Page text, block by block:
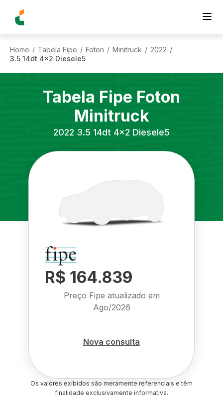
Home / Tabela Fipe / Foton / Minitruck / 2022 /
3.5 14dt 4x2 Diesele5
Tabela Fipe Foton
Minitruck
2022 3.5 14dt 4x2 Diesele5
R$ 164.839
Preço Fipe atualizado em
Ago/2026
Nova consulta
Os valores exibidos são meramente referenciais e têm
finalidade exclusivamente informativa.